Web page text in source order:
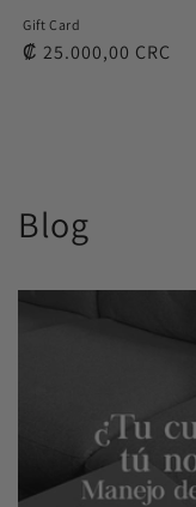
Gift Card
Precio
₡ 25.000,00 CRC
Blog